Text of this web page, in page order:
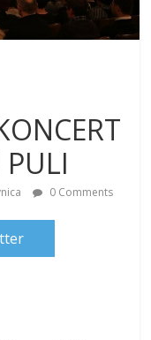
PULI
0 Comments